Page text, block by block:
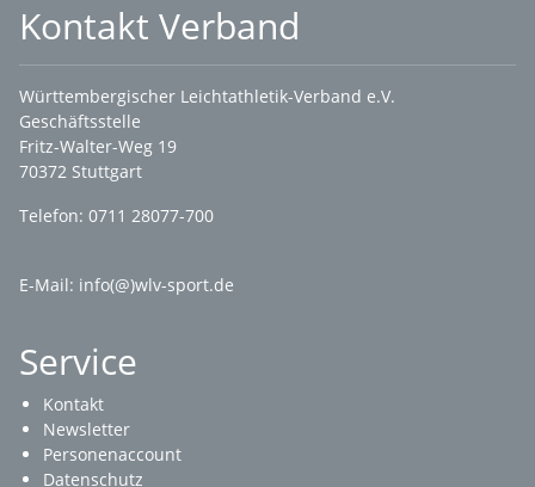
Kontakt Verband
Württembergischer Leichtathletik-Verband e.V.
Geschäftsstelle
Fritz-Walter-Weg 19
70372 Stuttgart
Telefon: 0711 28077-700
E-Mail: info(@)wlv-sport.de
Service
Kontakt
Newsletter
Personenaccount
Datenschutz